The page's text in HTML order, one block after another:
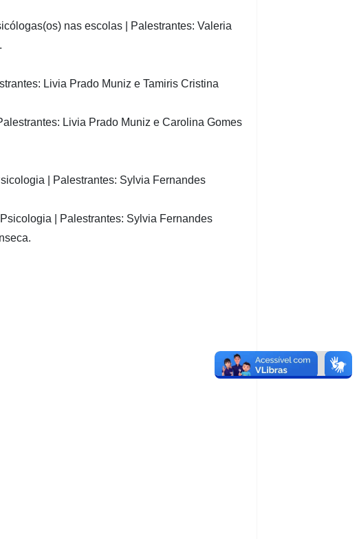
nas escolas | Palestrantes: Valeria
Livia Prado Muniz e Tamiris Cristina
Livia Prado Muniz e Carolina Gomes
| Palestrantes: Sylvia Fernandes
| Palestrantes: Sylvia Fernandes